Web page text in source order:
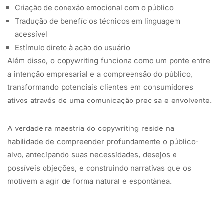
Criação de conexão emocional com o público
Tradução de benefícios técnicos em linguagem
acessível
Estímulo direto à ação do usuário
Além disso, o copywriting funciona como um ponte entre
a intenção empresarial e a compreensão do público,
transformando potenciais clientes em consumidores
ativos através de uma comunicação precisa e envolvente.
A verdadeira maestria do copywriting reside na
habilidade de compreender profundamente o público-
alvo, antecipando suas necessidades, desejos e
possíveis objeções, e construindo narrativas que os
motivem a agir de forma natural e espontânea.